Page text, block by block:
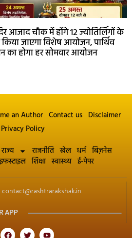
आजाद चौक में होंगे 12 ज्योतिर्लिंगों के
किया जाएगा विशेष आयोजन, पार्थिव
का होगा हर सोमवार आयोजन
an Author Contact us Disclaimer
Privacy Policy
राज्य राजनीति खेल धर्म बिज़नेस
शिक्षा स्वास्थ्य ई-पेपर
contact@rashtrarakshak.in
APP